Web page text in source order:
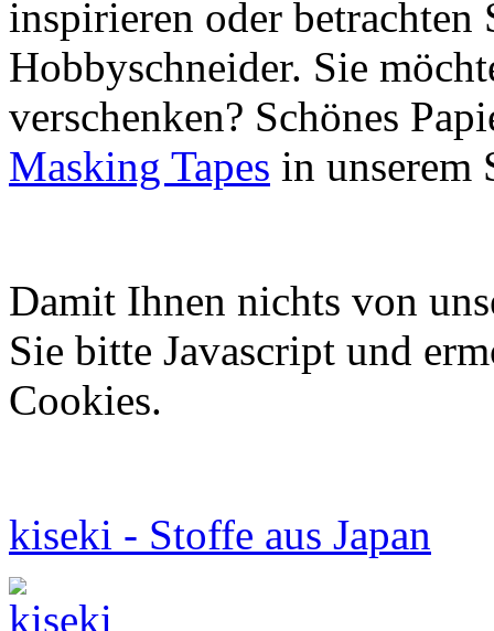
inspirieren oder betrachten
Hobbyschneider. Sie
verschenken? Schönes
Masking Tapes in unserem
Damit Ihnen nichts von
Sie bitte Javascript und
Cookies.
kiseki - Stoffe aus Japan